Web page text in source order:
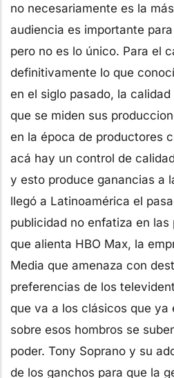
no necesariamente es la
audiencia es importante
pero no es lo único. Para el
definitivamente lo que
en el siglo pasado, la
que se miden sus
en la época de productores
acá hay un control de
y esto produce ganancias a
llegó a Latinoamérica el
publicidad no enfatiza en
que alienta HBO Max, la
Media que amenaza con
preferencias de los
que va a los clásicos que ya
sobre esos hombros se
poder. Tony Soprano y su
de los ganchos para que la